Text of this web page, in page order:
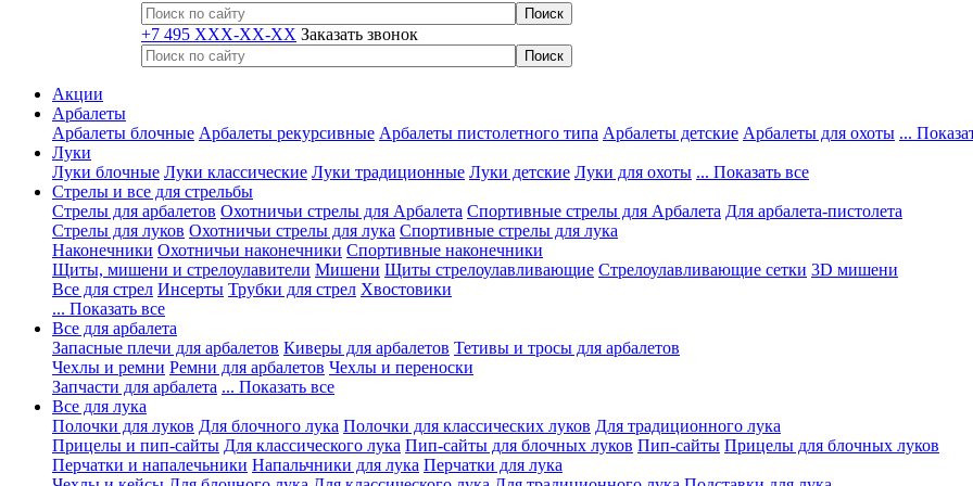
+7 495 XXX-XX-XX Заказать звонок
Акции
Арбалеты
Арбалеты блочные Арбалеты рекурсивные Арбалеты пистолетного типа Арбалеты детские Арбалеты для охоты ...
Луки
Луки блочные Луки классические Луки традиционные Луки детские Луки для охоты ... Показать все
Стрелы и все для стрельбы
Стрелы для арбалетов Охотничьи стрелы для Арбалета Спортивные стрелы для Арбалета Для арбалета-пистолета
Стрелы для луков Охотничьи стрелы для лука Спортивные стрелы для лука
Наконечники Охотничьи наконечники Спортивные наконечники
Щиты, мишени и стрелоулавители Мишени Щиты стрелоулавливающие Стрелоулавливающие сетки 3D мишени
Все для стрел Инсерты Трубки для стрел Хвостовики
... Показать все
Все для арбалета
Запасные плечи для арбалетов Киверы для арбалетов Тетивы и тросы для арбалетов
Чехлы и ремни Ремни для арбалетов Чехлы и переноски
Запчасти для арбалета ... Показать все
Все для лука
Полочки для луков Для блочного лука Полочки для классических луков Для традиционного лука
Прицелы и пип-сайты Для классического лука Пип-сайты для блочных луков Пип-сайты Прицелы для блочных луков
Перчатки и напалечьники Напальчники для лука Перчатки для лука